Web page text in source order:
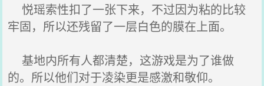
悦瑶索性扣了一张下来，不过因为粘的比较
牢固，所以还残留了一层白色的膜在上面。
基地内所有人都清楚，这游戏是为了谁做
的。所以他们对于凌染更是感激和敬仰。